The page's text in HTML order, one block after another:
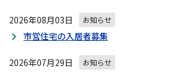
2026年08月03日 お知らせ
市営住宅の入居者募集
2026年07月29日 お知らせ